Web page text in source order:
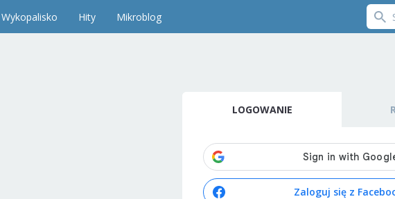
Wykopalisko Hity Mikroblog
LOGOWANIE
Zaloguj się z